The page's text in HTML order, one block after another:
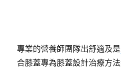
專業的營養師團隊出舒適及是
合膝蓋專為膝蓋設計治療方